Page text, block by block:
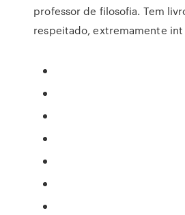
professor de filosofia. Tem
respeitado, extremamente int